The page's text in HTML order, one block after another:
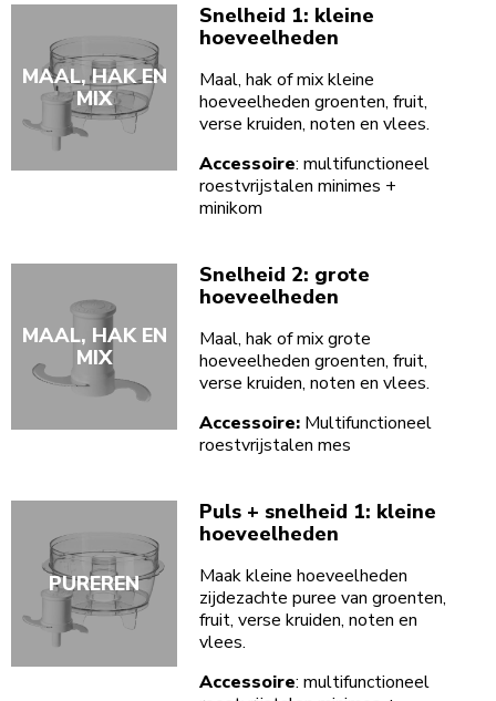
Snelheid 1: kleine
hoeveelheden
Maal, hak of mix kleine
hoeveelheden groenten, fruit,
verse kruiden, noten en vlees.
Accessoire: multifunctioneel
roestvrijstalen minimes +
minikom
MAAL, HAK EN
MIX
Snelheid 2: grote
hoeveelheden
Maal, hak of mix grote
hoeveelheden groenten, fruit,
verse kruiden, noten en vlees.
Accessoire: Multifunctioneel
roestvrijstalen mes
MAAL, HAK EN
MIX
Puls + snelheid 1: kleine
hoeveelheden
Maak kleine hoeveelheden
zijdezachte puree van groenten,
fruit, verse kruiden, noten en
vlees.
Accessoire: multifunctioneel
PUREREN